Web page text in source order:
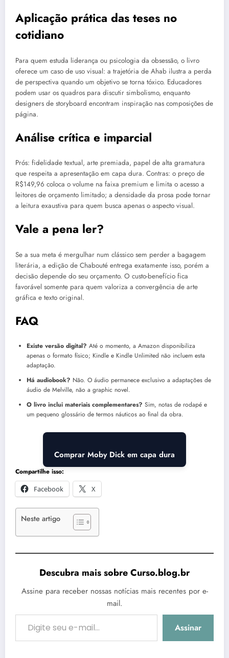
Aplicação prática das teses no
cotidiano
Para quem estuda liderança ou psicologia da obsessão, o livro
oferece um caso de uso visual: a trajetória de Ahab ilustra a perda
de perspectiva quando um objetivo se torna tóxico. Educadores
podem usar os quadros para discutir simbolismo, enquanto
designers de storyboard encontram inspiração nas composições de
página.
Análise crítica e imparcial
Prós: fidelidade textual, arte premiada, papel de alta gramatura
que respeita a apresentação em capa dura. Contras: o preço de
R$149,96 coloca o volume na faixa premium e limita o acesso a
leitores de orçamento limitado; a densidade da prosa pode tornar
a leitura exaustiva para quem busca apenas o aspecto visual.
Vale a pena ler?
Se a sua meta é mergulhar num clássico sem perder a bagagem
literária, a edição de Chabouté entrega exatamente isso, porém a
decisão depende do seu orçamento. O custo-benefício fica
favorável somente para quem valoriza a convergência de arte
gráfica e texto original.
FAQ
Existe versão digital? Até o momento, a Amazon disponibiliza
apenas o formato físico; Kindle e Kindle Unlimited não incluem esta
adaptação.
Há audiobook? Não. O áudio permanece exclusivo a adaptações de
áudio de Melville, não a graphic novel.
O livro inclui materiais complementares? Sim, notas de rodapé e
um pequeno glossário de termos náuticos ao final da obra.
Comprar Moby Dick em capa dura
Compartilhe isso:
Facebook
X
Neste artigo
Descubra mais sobre Curso.blog.br
Assine para receber nossas notícias mais recentes por e-
mail.
Digite seu e-mail…
Assinar